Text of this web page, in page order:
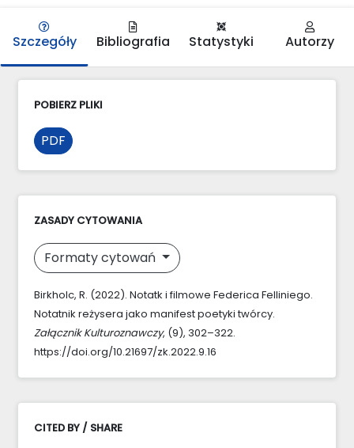
Szczegóły Bibliografia Statystyki Autorzy
POBIERZ PLIKI
PDF
ZASADY CYTOWANIA
Formaty cytowań
Birkholc, R. (2022). Notatk i filmowe Federica Felliniego.
Notatnik reżysera jako manifest poetyki twórcy.
Załącznik Kulturoznawczy, (9), 302–322.
https://doi.org/10.21697/zk.2022.9.16
CITED BY / SHARE